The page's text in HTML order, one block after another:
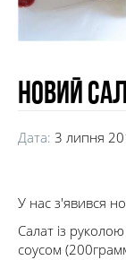
Новий
Дата: 3 липня
У нас з'явився
Салат із
соусом